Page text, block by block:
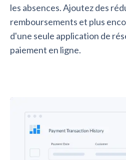
les absences. Ajoutez des
remboursements et plus
d'une seule application de
paiement en ligne.